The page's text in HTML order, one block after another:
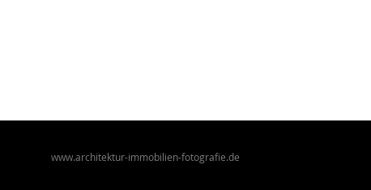
www.architektur-immobilien-fotografie.de